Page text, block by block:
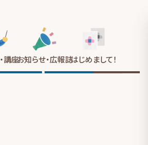
・講座お知らせ・広報誌はじめまして！